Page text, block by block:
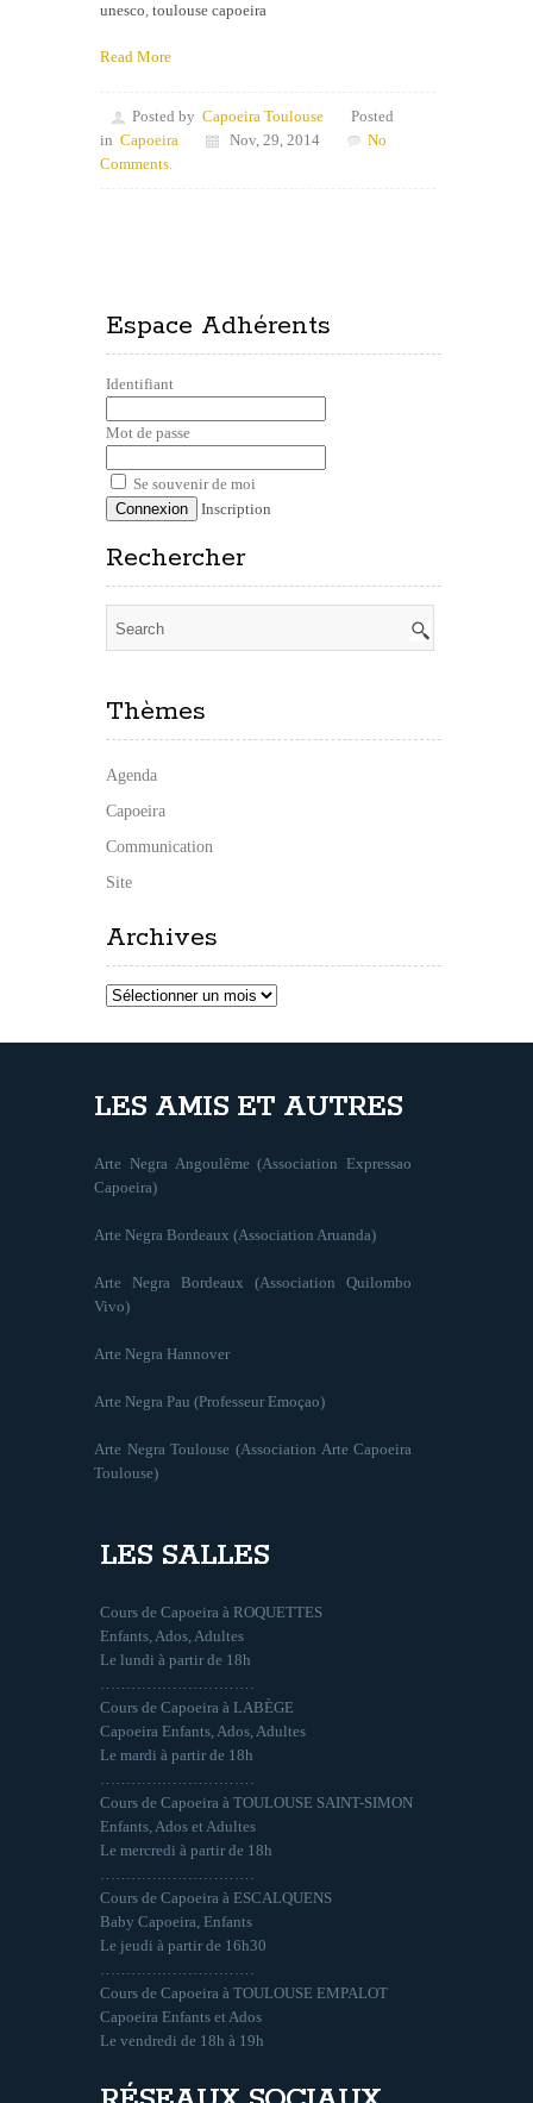
unesco, toulouse capoeira
Read More
Posted by Capoeira Toulouse
Posted
in Capoeira Nov, 29, 2014
No
Comments.
Espace Adhérents
Identifiant
Mot de passe
Se souvenir de moi
Inscription
Rechercher
Thèmes
Agenda
Capoeira
Communication
Site
Archives
Archives
LES AMIS ET AUTRES
Arte Negra Angoulême (Association Expressao
Capoeira)
Arte Negra Bordeaux (Association Aruanda)
Arte Negra Bordeaux (Association Quilombo
Vivo)
Arte Negra Hannover
Arte Negra Pau (Professeur Emoçao)
Arte Negra Toulouse (Association Arte Capoeira
Toulouse)
LES SALLES
Cours de Capoeira à ROQUETTES
Enfants, Ados, Adultes
Le lundi à partir de 18h
…………………………
Cours de Capoeira à LABÈGE
Capoeira Enfants, Ados, Adultes
Le mardi à partir de 18h
…………………………
Cours de Capoeira à TOULOUSE SAINT-SIMON
Enfants, Ados et Adultes
Le mercredi à partir de 18h
…………………………
Cours de Capoeira à ESCALQUENS
Baby Capoeira, Enfants
Le jeudi à partir de 16h30
…………………………
Cours de Capoeira à TOULOUSE EMPALOT
Capoeira Enfants et Ados
Le vendredi de 18h à 19h